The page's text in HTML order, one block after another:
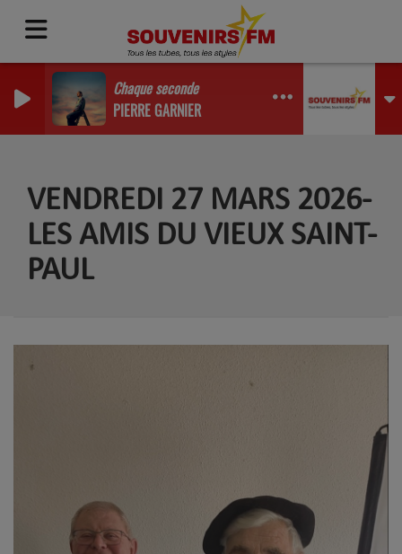
Chaque seconde
PIERRE GARNIER
VENDREDI 27 MARS 2026-
LES AMIS DU VIEUX SAINT-
PAUL